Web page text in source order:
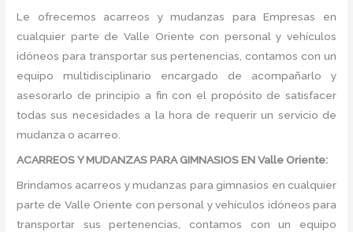
Le ofrecemos acarreos y mudanzas para Empresas en
cualquier parte de Valle Oriente con personal y vehículos
idóneos para transportar sus pertenencias, contamos con un
equipo multidisciplinario encargado de acompañarlo y
asesorarlo de principio a fin con el propósito de satisfacer
todas sus necesidades a la hora de requerir un servicio de
mudanza o acarreo.
ACARREOS Y MUDANZAS PARA GIMNASIOS EN Valle Oriente:
Brindamos acarreos y mudanzas para gimnasios en cualquier
parte de Valle Oriente con personal y vehículos idóneos para
transportar sus pertenencias, contamos con un equipo